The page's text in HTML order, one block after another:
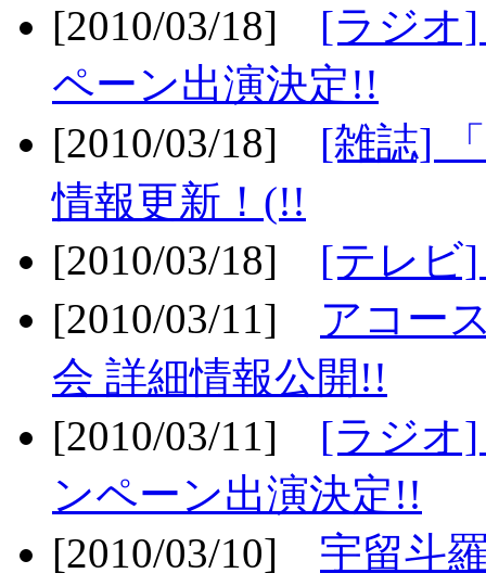
[2010/03/18] [ラジオ
ペーン出演決定!!
[2010/03/18] [雑誌]
情報更新！(!!
[2010/03/18] [テレビ
[2010/03/11] アコー
会 詳細情報公開!!
[2010/03/11] [ラジオ
ンペーン出演決定!!
[2010/03/10] 宇留斗